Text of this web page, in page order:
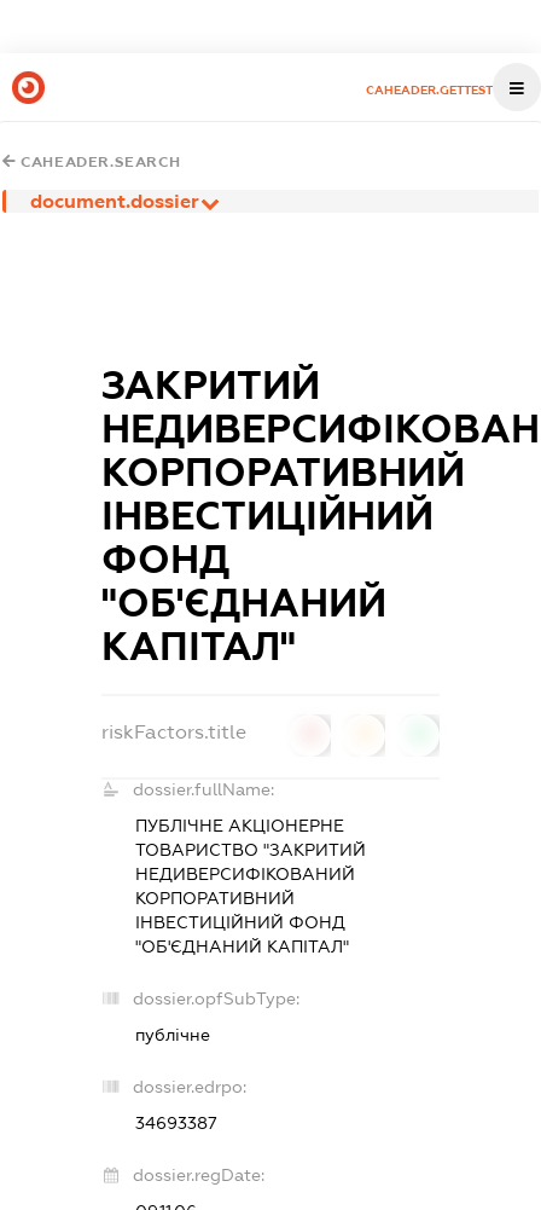
CAHEADER.GETTEST
CAHEADER.SEARCH
document.dossier
ЗАКРИТИЙ
КОРПОРАТИВНИЙ
ІНВЕСТИЦІЙНИЙ
ФОНД
"ОБ'ЄДНАНИЙ
КАПІТАЛ"
riskFactors.title
dossier.fullName:
ПУБЛІЧНЕ АКЦІОНЕРНЕ
ТОВАРИСТВО "ЗАКРИТИЙ
НЕДИВЕРСИФІКОВАНИЙ
КОРПОРАТИВНИЙ
ІНВЕСТИЦІЙНИЙ ФОНД
"ОБ'ЄДНАНИЙ КАПІТАЛ"
dossier.opfSubType:
публічне
dossier.edrpo:
34693387
dossier.regDate: